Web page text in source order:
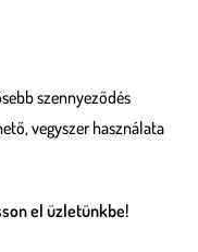
szennyeződés
vegyszer használata
el üzletünkbe!